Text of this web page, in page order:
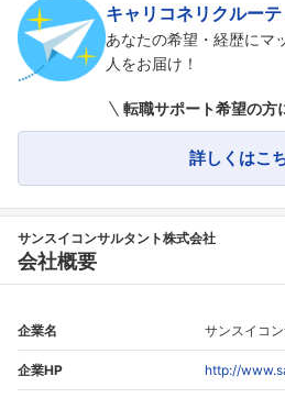
キャリコネリクルー
あなたの希望・経歴にマ
人をお届け！
転職サポート希望の方
詳しくはこ
サンスイコンサルタント株式会社
会社概要
企業名 サンスイコ
企業HP http://